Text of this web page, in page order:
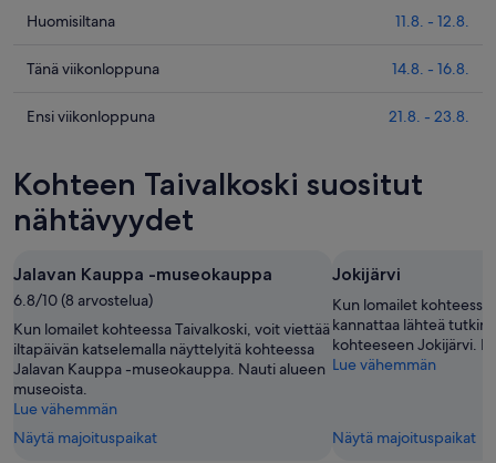
Taivalkoski
täksi
eli
11.8.
Tarkista
Taivalkoski
huomisillaksi
-
12.8.
Huomisiltana 11.8. - 12.8.
Tarkista
Taivalkoski
viikonlopuksi
eli
14.8.
16.8.
Tänä viikonloppuna 14.8. - 16.8.
Tarkista
hinnat
ensi
viikonlopuksi
21.8.
-
23.8.
Ensi viikonloppuna 21.8. - 23.8.
Kohteen Taivalkoski suositut
nähtävyydet
Jalavan Kauppa -museokauppa
6.8/10 (8 arvostelua)
Kun lomailet kohteessa Taivalkoski, voit viettää
iltapäivän katselemalla näyttelyitä kohteessa
Jalavan Kauppa -museokauppa. Nauti alueen
museoista.
Lue vähemmän
Näytä majoituspaikat
Jokijärvi
Kun lomailet kohteessa
kannattaa lähteä
kohteeseen Jokijärvi.
Lue vähemmän
Näytä majoituspaikat